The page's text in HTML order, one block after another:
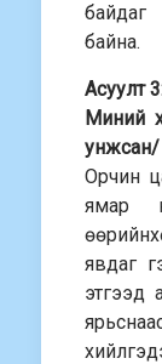
байна.
Асуулт
Миний
унжсан/
Орчин
ямар
явдаг
этгээд